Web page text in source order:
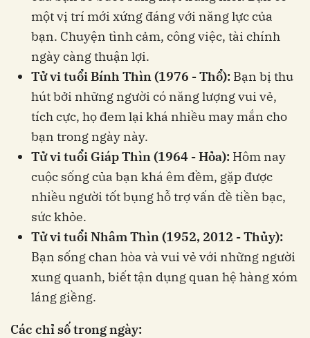
một vị trí mới xứng đáng với năng lực của
bạn. Chuyện tình cảm, công việc, tài chính
ngày càng thuận lợi.
Tử vi tuổi Bính Thìn (1976 - Thổ): Bạn bị thu
hút bởi những người có năng lượng vui vẻ,
tích cực, họ đem lại khá nhiều may mắn cho
bạn trong ngày này.
Tử vi tuổi Giáp Thìn (1964 - Hỏa): Hôm nay
cuộc sống của bạn khá êm đềm, gặp được
nhiều người tốt bụng hỗ trợ vấn đề tiền bạc,
sức khỏe.
Tử vi tuổi Nhâm Thìn (1952, 2012 - Thủy):
Bạn sống chan hòa và vui vẻ với những người
xung quanh, biết tận dụng quan hệ hàng xóm
láng giềng.
Các chỉ số trong ngày: